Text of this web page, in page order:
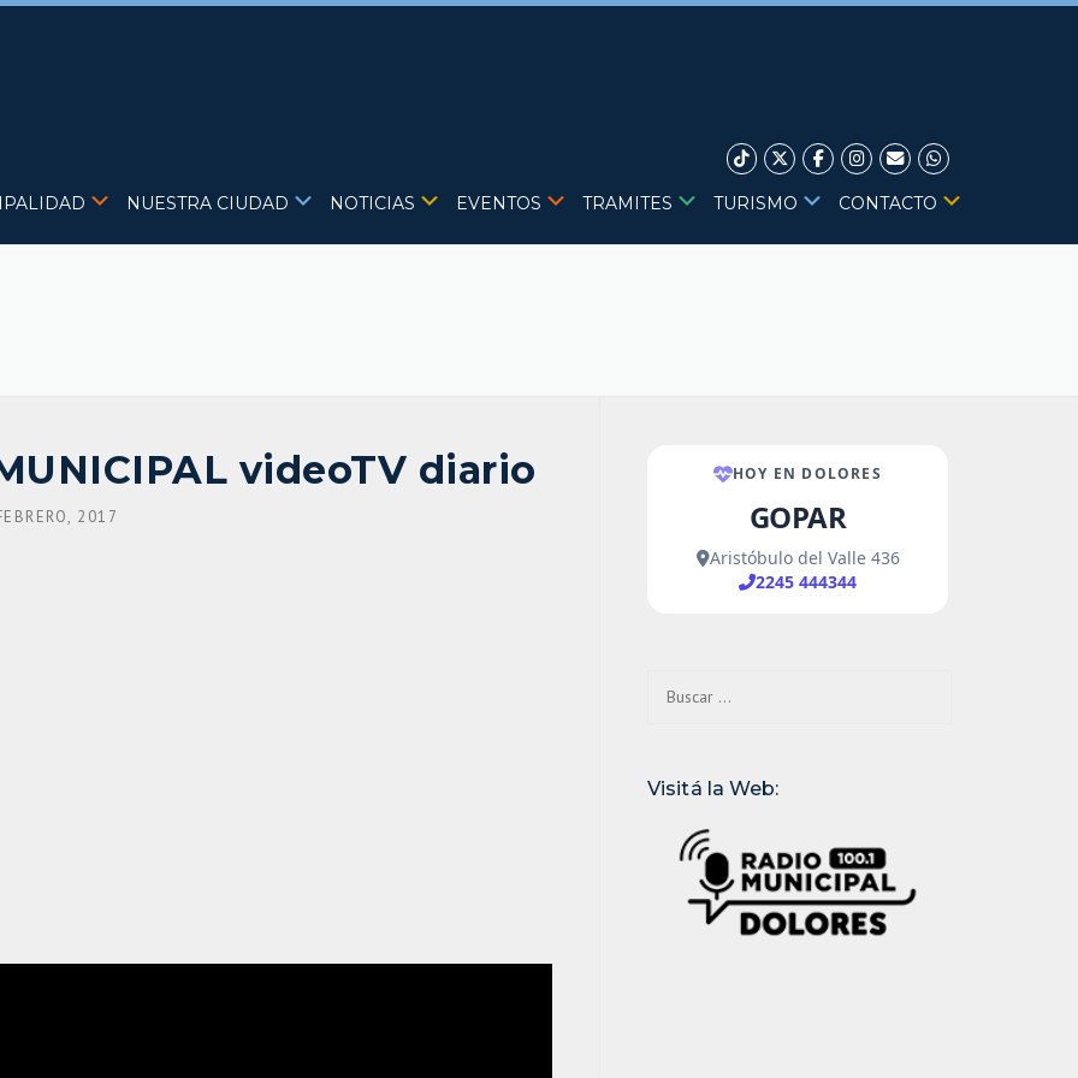
NUESTRA CIUDAD NOTICIAS EVENTOS TRAMITES TURISMO CONTACTO
videoTV diario
2017
Visitá la Web: